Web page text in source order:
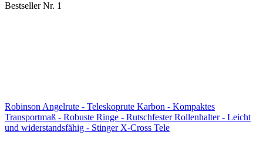
Bestseller Nr. 1
Robinson Angelrute - Teleskoprute Karbon - Kompaktes
Transportmaß - Robuste Ringe - Rutschfester Rollenhalter - Leicht
und widerstandsfähig - Stinger X-Cross Tele